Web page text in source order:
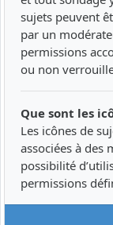
sujets peuvent
par un
permissions
ou non
Que sont les
Les icônes de
associées à des
possibilité
permissions